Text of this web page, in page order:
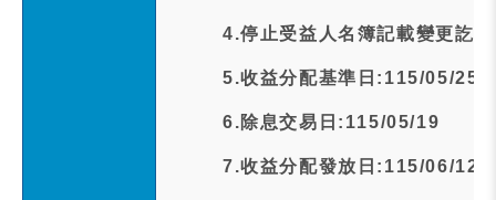
4.停止受益人名簿記載變更訖
5.收益分配基準日:115/05/25
6.除息交易日:115/05/19
7.收益分配發放日:115/06/12